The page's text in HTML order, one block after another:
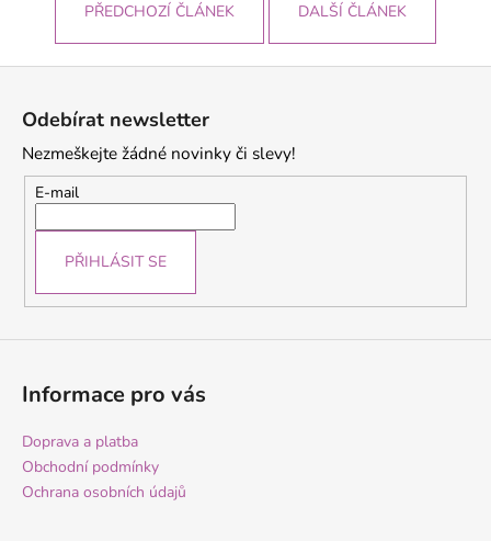
PŘEDCHOZÍ ČLÁNEK DALŠÍ ČLÁNEK
Odebírat newsletter
Nezmeškejte žádné novinky či slevy!
E-mail
PŘIHLÁSIT SE
Informace pro vás
Doprava a platba
Obchodní podmínky
Ochrana osobních údajů